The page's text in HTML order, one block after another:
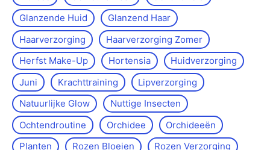
Glanzende Huid
Glanzend Haar
Haarverzorging
Haarverzorging Zomer
Herfst Make-Up
Hortensia
Huidverzorging
Juni
Krachttraining
Lipverzorging
Natuurlijke Glow
Nuttige Insecten
Ochtendroutine
Orchidee
Orchideeën
Planten
Rozen Bloeien
Rozen Verzorging